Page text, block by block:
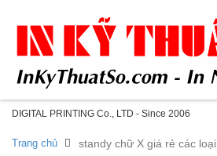
DIGITAL PRINTING Co., LTD - Since 2006
Trang chủ standy chữ X giá rẻ các loại